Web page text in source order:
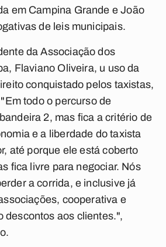
em Campina Grande e João
de leis municipais.
da Associação dos
Flaviano Oliveira, u uso da
conquistado pelos taxistas,
todo o percurso de
2, mas fica a critério de
e a liberdade do taxista
até porque ele está coberto
fica livre para negociar. Nós
a corrida, e inclusive já
cooperativa e
descontos aos clientes.",